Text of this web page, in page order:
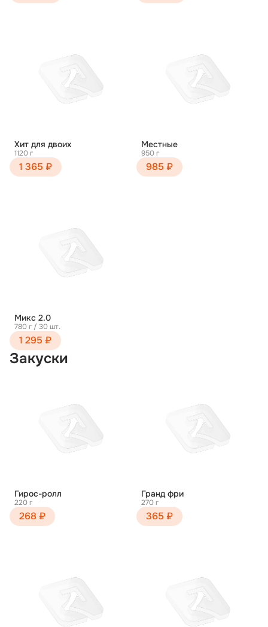
Хит для двоих
1120 г
1 365 ₽
Местные
950 г
985 ₽
Микс 2.0
780 г / 30 шт.
1 295 ₽
Закуски
Гирос-ролл
220 г
268 ₽
Гранд фри
270 г
365 ₽